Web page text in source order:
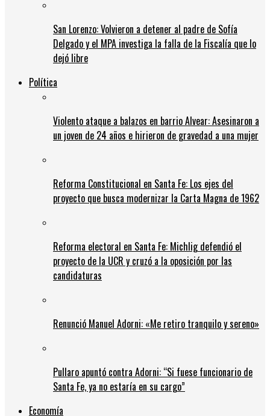
San Lorenzo: Volvieron a detener al padre de Sofía
Delgado y el MPA investiga la falla de la Fiscalía que lo
dejó libre
Política
Violento ataque a balazos en barrio Alvear: Asesinaron a
un joven de 24 años e hirieron de gravedad a una mujer
Reforma Constitucional en Santa Fe: Los ejes del
proyecto que busca modernizar la Carta Magna de 1962
Reforma electoral en Santa Fe: Michlig defendió el
proyecto de la UCR y cruzó a la oposición por las
candidaturas
Renunció Manuel Adorni: «Me retiro tranquilo y sereno»
Pullaro apuntó contra Adorni: “Si fuese funcionario de
Santa Fe, ya no estaría en su cargo”
Economía